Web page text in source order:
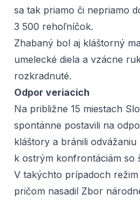
sa tak priamo či nepriamo
3 500 rehoľníčok.
Zhabaný bol aj kláštorný
umelecké diela a vzácne
rozkradnuté.
Odpor veriacich
Na približne 15 miestach
spontánne postavili na
kláštory a bránili
k ostrým konfrontáciám so
V takýchto prípadoch
pričom nasadil Zbor